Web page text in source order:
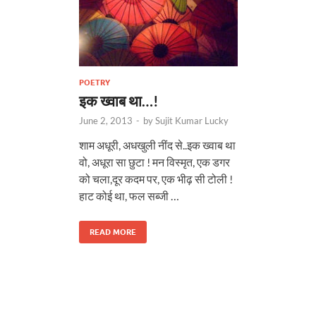
POETRY
इक ख्वाब था…!
June 2, 2013 - bySujit Kumar Lucky
शाम अधूरी, अधखुली नींद से..इक ख्वाब था
वो, अधूरा सा छुटा ! मन विस्मृत, एक डगर
को चला,दूर कदम पर, एक भीढ़ सी टोली !
हाट कोई था, फल सब्जी …
READ MORE